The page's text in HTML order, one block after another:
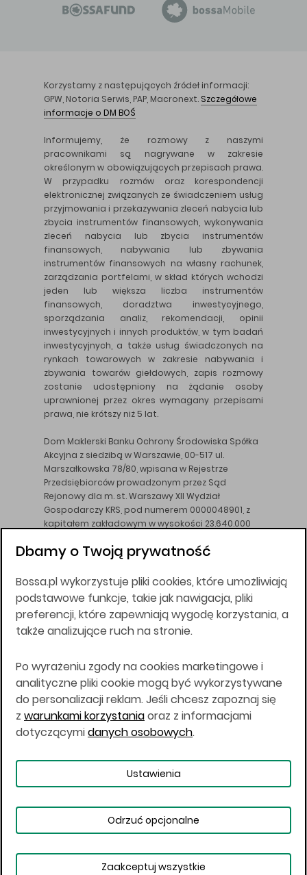
Korzystamy z następujących źródeł informacji:
GPW, Notoria Serwis, PAP, Macronext. Szczegółowe
informacje o DM BOŚ
Informujemy, że rozmowy z naszymi
pracownikami są nagrywane w zakresie
określonym w obowiązujących przepisach prawa.
W przypadku rozmów oraz korespondencji
elektronicznej związanych ze świadczeniem usług
przyjmowania i przekazywania zleceń nabycia lub
zbycia instrumentów finansowych, wykonywania
zleceń nabycia lub zbycia instrumentów
finansowych, nabywania lub zbywania
instrumentów finansowych na własny rachunek,
zarządzania portfelami, w skład których wchodzi
jeden lub większa liczba instrumentów
finansowych, doradztwa inwestycyjnego,
sporządzania analiz, rekomendacji, opinii
inwestycyjnych i innych produktów, w tym badań
inwestycyjnych, a także usług świadczonych na
rynkach towarowych w zakresie nabywania i
zbywania towarów giełdowych, zapis rozmowy
zostanie udostępniony na żądanie osoby
uprawnionej przez okres wymagany przepisami
prawa, nie krótszy niż 5 lat.
Dom Maklerski Banku Ochrony Środowiska Spółka
Akcyjna z siedzibą w Warszawie, 00-517 ul.
Marszałkowska 78/80, wpisana w Rejestrze
Przedsiębiorców prowadzonym przez Sąd
Rejonowy dla m. st. Warszawy XII Wydział
Gospodarczy KRS, pod numerem 0000048901, z
kapitałem zakładowym w wysokości 23.640.000
DM BOŚ działa na podstawie zezwolenia KNF z dnia
Wszelkie informacje na niniejszej stronie w tym
informacje o produktach inwestycyjnych nie są
kierowane do osób mających miejsce
zamieszkania lub pobytu w Stanach
Japonii, ani w dowolnej innej jurysdykcji, w której
taki materiał byłby sprzeczny z prawem lub w
których zgodne z prawem nabycie produktów
inwestycyjnych nie jest możliwe lub w której nie
jest możliwe złożenie oferty. Prawa obowiązujące
w danej jurysdykcji określają, czy jest możliwe
nabycie poszczególnych produktów
Copyright © 2026 BOŚ | BOSSA.PL
Warunki korzystania
Dane osobowe
Dbamy o Twoją prywatność
Bossa.pl wykorzystuje pliki cookies, które umożliwiają
podstawowe funkcje, takie jak nawigacja, pliki
preferencji, które zapewniają wygodę korzystania, a
także analizujące ruch na stronie.
Po wyrażeniu zgody na cookies marketingowe i
analityczne pliki cookie mogą być wykorzystywane
do personalizacji reklam. Jeśli chcesz zapoznaj się
z warunkami korzystaniaoraz z informacjami
dotyczącymidanych osobowych.
Ustawienia
Odrzuć opcjonalne
Zaakceptuj wszystkie